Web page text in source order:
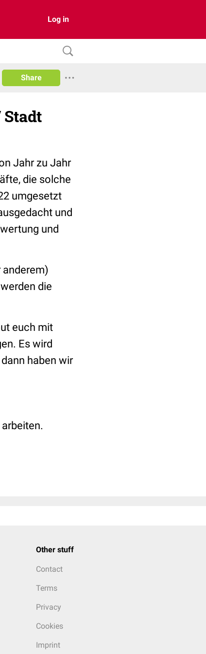
Log in
Share
Jahr zu Jahr
die solche
umgesetzt
und
und
die
euch mit
Es wird
haben wir
Other stuff
Contact
Terms
Privacy
Cookies
Imprint